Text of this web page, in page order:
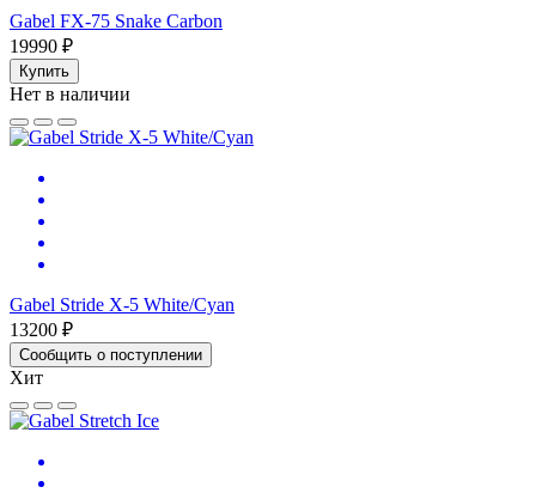
Gabel FX-75 Snake Carbon
19990 ₽
Купить
Нет в наличии
Gabel Stride X-5 White/Cyan
13200 ₽
Сообщить о поступлении
Хит